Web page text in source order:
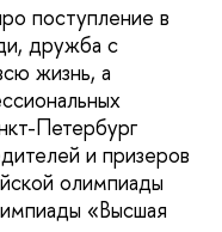
поступление в
дружба с
жизнь, а
Петербург
и призеров
олимпиады
«Высшая